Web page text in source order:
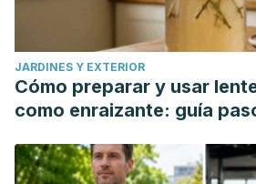
JARDINES Y EXTERIOR
Cómo preparar y usar
como enraizante: guía